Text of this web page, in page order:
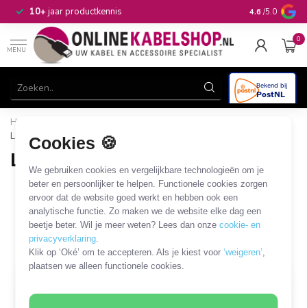
Cookies 🍪
We gebruiken cookies en vergelijkbare technologieën om je
beter en persoonlijker te helpen. Functionele cookies zorgen
ervoor dat de website goed werkt en hebben ook een
analytische functie. Zo maken we de website elke dag een
beetje beter. Wil je meer weten? Lees dan onzecookie- en
privacyverklaring.
Klik op ‘Oké’ om te accepteren. Als je kiest voor‘weigeren’,
plaatsen we alleen functionele cookies.
10+jaar productkennis 4.6 /5.0
MENU
0
Home
Lamineren
Lamineren
Lamineermachine Lamineerfolie
3 PRODUCTEN
Filters